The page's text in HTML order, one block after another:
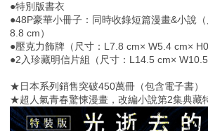
●特別版書衣
●48P豪華小冊子：同時收錄短篇漫畫&小說
8.8 cm）
●壓克力飾牌（尺寸：L7.8 cm× W5.4 cm×
●2入珍藏明信片組（尺寸：L14.5 cm× W10.5
★日本系列銷售突破450萬冊（包含電子書）
★超人氣青春驚悚漫畫，改編小說第2集典藏